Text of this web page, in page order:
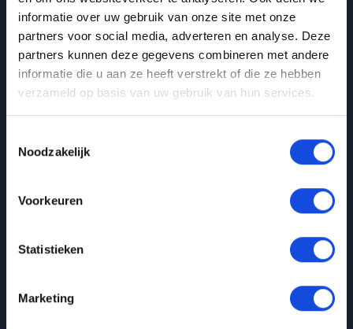
informatie over uw gebruik van onze site met onze
partners voor social media, adverteren en analyse. Deze
partners kunnen deze gegevens combineren met andere
informatie die u aan ze heeft verstrekt of die ze hebben
verzameld op basis van uw gebruik van hun services.
Noodzakelijk
Voorkeuren
Statistieken
Marketing
Wilt u meer weten?
Heeft u specifieke vragen of wilt u graag meer
informatie over ons aanbod of onze diensten? Ons
deskundige team staat graag voor u klaar! Neem
gerust contact met ons op.